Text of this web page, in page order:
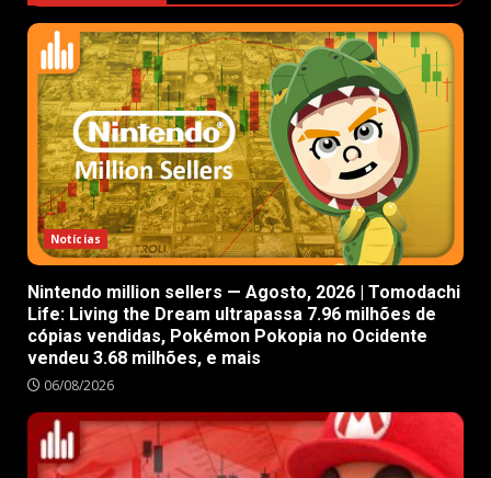
Notícias
Nintendo million sellers — Agosto, 2026 | Tomodachi
Life: Living the Dream ultrapassa 7.96 milhões de
cópias vendidas, Pokémon Pokopia no Ocidente
vendeu 3.68 milhões, e mais
06/08/2026